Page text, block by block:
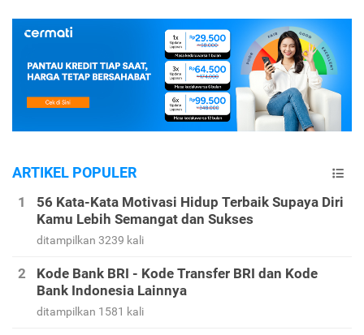
ARTIKEL POPULER
56 Kata-Kata Motivasi Hidup Terbaik Supaya Diri
Kamu Lebih Semangat dan Sukses
ditampilkan 3239 kali
Kode Bank BRI - Kode Transfer BRI dan Kode
Bank Indonesia Lainnya
ditampilkan 1581 kali